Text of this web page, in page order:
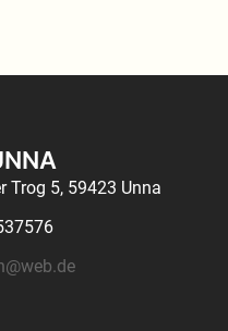
Trog 5, 59423 Unna